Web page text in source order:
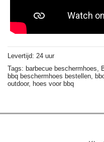
Levertijd: 24 uur
Tags: barbecue beschermhoes,
bbq beschermhoes bestellen,
outdoor, hoes voor bbq